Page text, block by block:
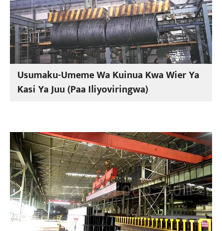
Usumaku-Umeme Wa Kuinua Kwa Wier Ya
Kasi Ya Juu (Paa Iliyoviringwa)